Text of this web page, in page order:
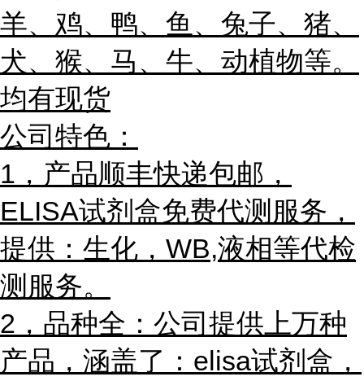
羊、鸡、鸭、鱼、兔子、猪、
犬、猴、马、牛、动植物等。
均有现货
公司特色：
1，产品顺丰快递包邮，
ELISA试剂盒免费代测服务，
提供：生化，WB,液相等代检
测服务。
2，品种全：公司提供上万种
产品，涵盖了：elisa试剂盒，